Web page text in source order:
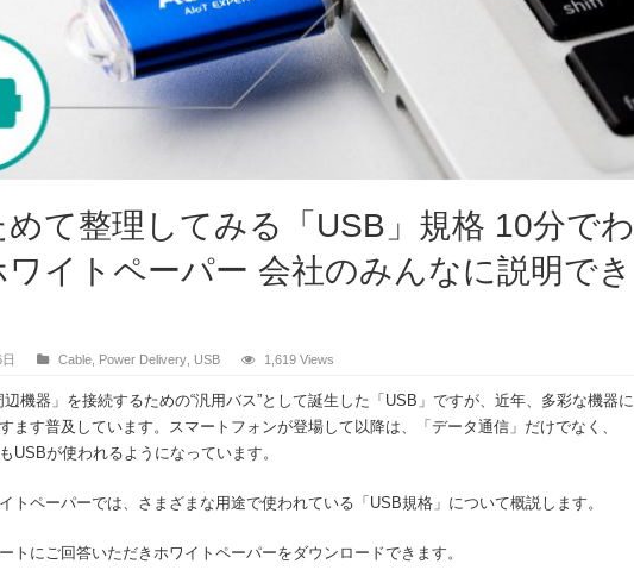
て整理してみる「USB」規格 10分でわ
イトペーパー 会社のみんなに説明でき
Cable, Power Delivery, USB 1,619 Views
辺機器」を接続するための“汎用バス”として誕生した「USB」ですが、近年、多彩な機器に
ます普及しています。スマートフォンが登場して以降は、「データ通信」だけでなく、
USBが使われるようになっています。
トペーパーでは、さまざまな用途で使われている「USB規格」について概説します。
トにご回答いただきホワイトペーパーをダウンロードできます。